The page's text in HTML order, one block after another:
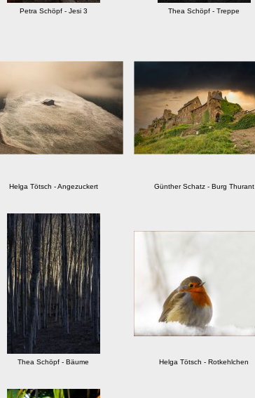
Petra Schöpf - Jesi 3 Thea Schöpf - Treppe
Helga Tötsch - Angezuckert Günther Schatz - Burg Thurant
Thea Schöpf - Bäume Helga Tötsch - Rotkehlchen